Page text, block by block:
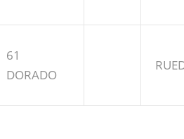
61
DORADO